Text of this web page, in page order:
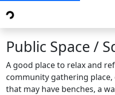
Public Space /
A good place to relax and
community gathering
that may have benches, a